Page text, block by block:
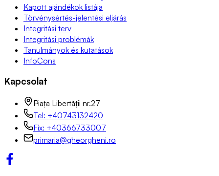
Kapott ajándékok listája
Törvénysértés-jelentési eljárás
Integritási terv
Integritási problémák
Tanulmányok és kutatások
InfoCons
Kapcsolat
Piața Libertății nr.27
Tel: +40743132420
Fix: +40366733007
primaria@gheorgheni.ro